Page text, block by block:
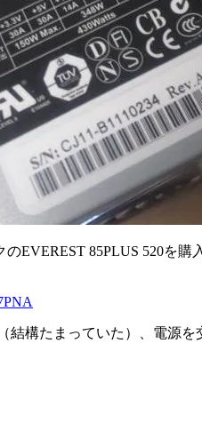
EVEREST 85PLUS 520を購
結構たまっていた）、電源を